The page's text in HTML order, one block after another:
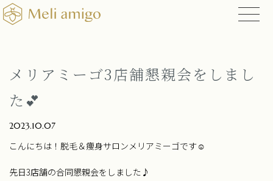
メリアミーゴ3店舗懇親会をしまし
た💕
2023.10.07
こんにちは！脱毛＆痩身サロンメリアミーゴです☺
先日3店舗の合同懇親会をしました♪